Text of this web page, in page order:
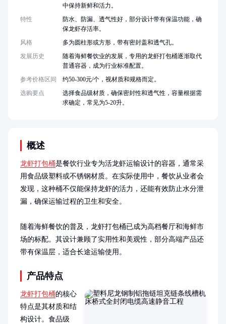
概述
龙虾打包桶是餐饮行业专为活龙虾运输设计的容器，通常采
用食品级塑料或不锈钢材质。在实际使用中，餐饮从业者会
发现，这种桶不仅能保持龙虾的活力，还能有效防止水分泄
漏，确保运输过程的卫生和安全。
随着海鲜餐饮的普及，龙虾打包桶已成为高档餐厅和海鲜市
场的标配。其设计兼顾了实用性和美观性，部分高端产品还
带有保温层，适合长途运输使用。
产品特点
龙虾打包桶的核心
特点是其材质和结
构设计。食品级
中保持新鲜和活力。
特性
防水、防漏、透气性好，部分设计带有保温功能，确
保龙虾存活率。
风格
多为圆柱形或方形，带有密封盖和透气孔。
发展历史
随着海鲜餐饮业的发展，专用的龙虾打包桶逐渐取代
普通容器，成为行业标准配置。
参考价格区间
约50-300元/个，视材质和规格而定。
选购要点
选择食品级材质，确保密封性和透气性，容量根据需
求确定，常见为5-20升。